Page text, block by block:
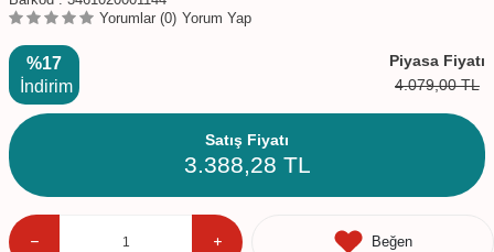
Yorumlar (0) Yorum Yap
%17
İndirim
Piyasa Fiyatı
4.079,00TL
Satış Fiyatı
3.388,28 TL
Beğen